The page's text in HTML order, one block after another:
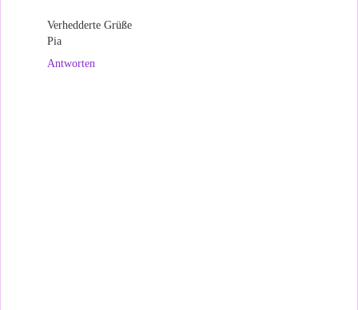
Verhedderte Grüße
Pia
Antworten